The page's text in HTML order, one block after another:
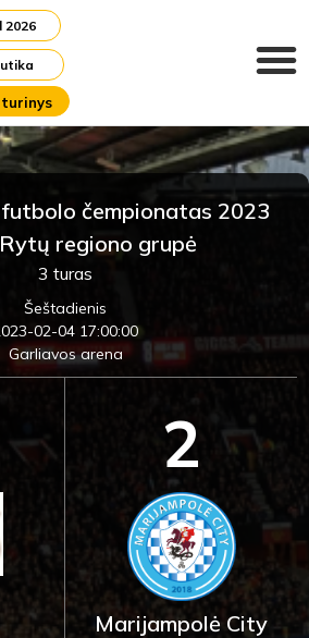
2026
čempionatas 2023
regiono grupė
3 turas
Šeštadienis
02-04 17:00:00
Garliavos arena
2
Marijampolė City